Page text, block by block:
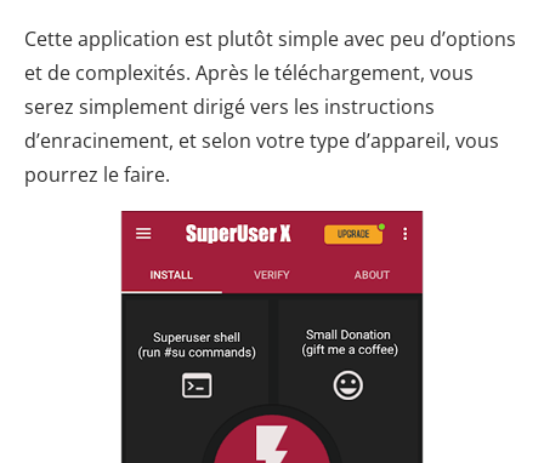
Cette application est plutôt simple avec peu d’options
et de complexités. Après le téléchargement, vous
serez simplement dirigé vers les instructions
d’enracinement, et selon votre type d’appareil, vous
pourrez le faire.